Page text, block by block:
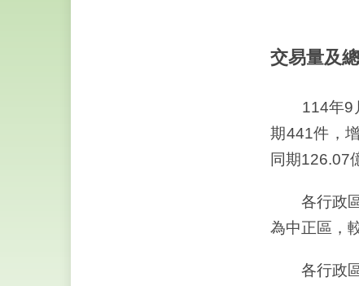
交易量及
114年9月
期441件，
同期126.07
各行政區9
為中正區，
各行政區